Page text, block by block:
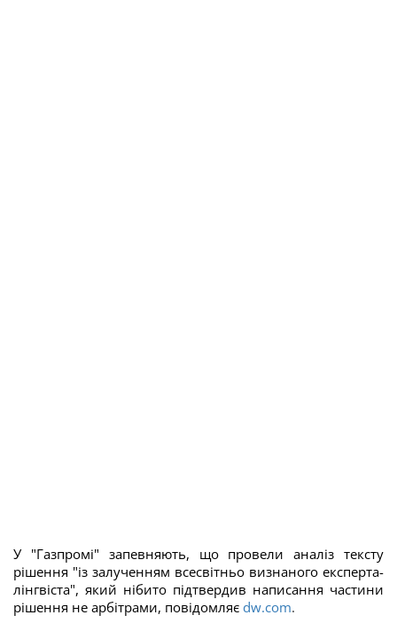
У "Газпромі" запевняють, що провели аналіз тексту
рішення "із залученням всесвітньо визнаного експерта-
лінгвіста", який нібито підтвердив написання частини
рішення не арбітрами, повідомляє dw.com.